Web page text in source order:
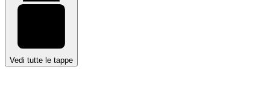
Vedi tutte le tappe